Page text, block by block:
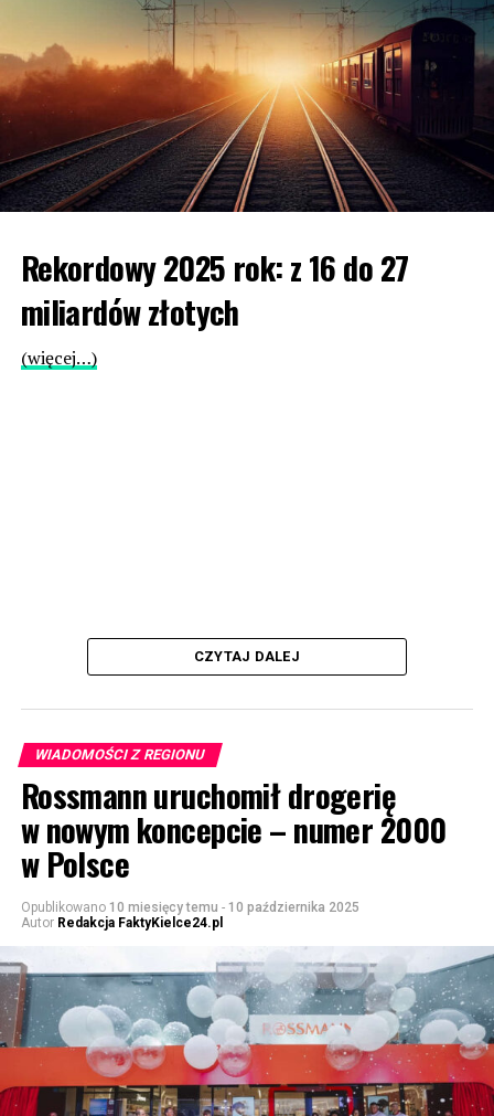
Rekordowy 2025 rok: z 16 do 27
miliardów złotych
(więcej…)
CZYTAJ DALEJ
WIADOMOŚCI Z REGIONU
Rossmann uruchomił drogerię
w nowym koncepcie – numer 2000
w Polsce
Opublikowano 10 miesięcy temu - 10 października 2025
Autor Redakcja FaktyKielce24.pl